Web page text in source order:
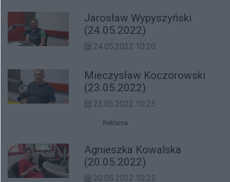
Jarosław Wypyszyński
(24.05.2022)
24.05.2022 10:20
Mieczysław Koczorowski
(23.05.2022)
23.05.2022 10:25
Reklama
Agnieszka Kowalska
(20.05.2022)
20.05.2022 10:25